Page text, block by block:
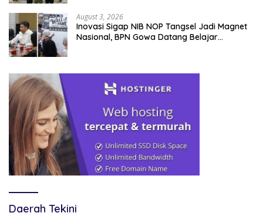
August 3, 2026
Inovasi Sigap NIB NOP Tangsel Jadi Magnet
Nasional, BPN Gowa Datang Belajar
Daerah Tekini